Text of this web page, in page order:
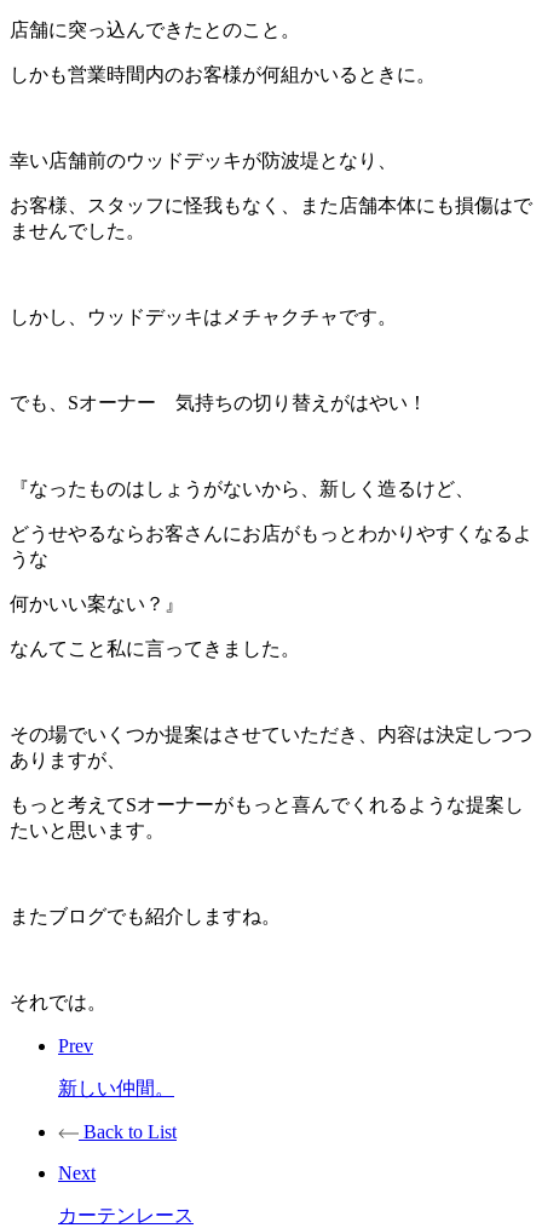
店舗に突っ込んできたとのこと。
しかも営業時間内のお客様が何組かいるときに。
幸い店舗前のウッドデッキが防波堤となり、
お客様、スタッフに怪我もなく、また店舗本体にも損傷はで
ませんでした。
しかし、ウッドデッキはメチャクチャです。
でも、Sオーナー 気持ちの切り替えがはやい！
『なったものはしょうがないから、新しく造るけど、
どうせやるならお客さんにお店がもっとわかりやすくなるよ
うな
何かいい案ない？』
なんてこと私に言ってきました。
その場でいくつか提案はさせていただき、内容は決定しつつ
ありますが、
もっと考えてSオーナーがもっと喜んでくれるような提案し
たいと思います。
またブログでも紹介しますね。
それでは。
Prev
新しい仲間。
Back to List
Next
カーテンレース